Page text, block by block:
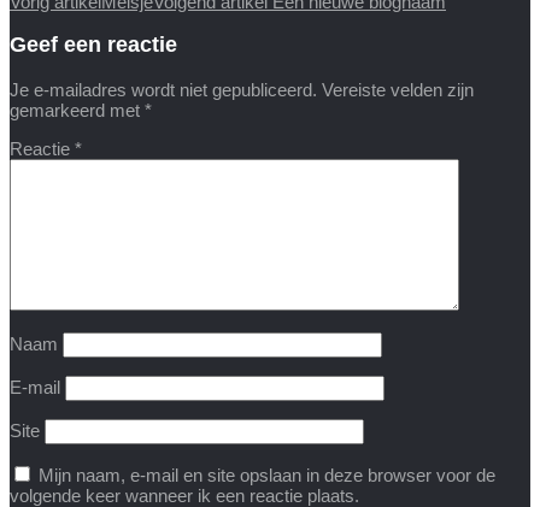
Geef een reactie
Je e-mailadres wordt niet gepubliceerd. Vereiste velden zijn
gemarkeerd met *
Reactie *
Naam
E-mail
Site
Mijn naam, e-mail en site opslaan in deze browser voor de
volgende keer wanneer ik een reactie plaats.